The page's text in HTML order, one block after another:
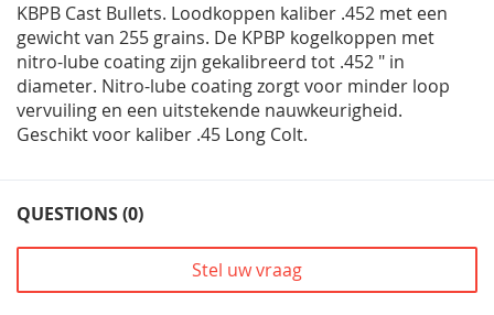
KBPB Cast Bullets. Loodkoppen kaliber .452 met een
gewicht van 255 grains. De KPBP kogelkoppen met
nitro-lube coating zijn gekalibreerd tot .452 " in
diameter. Nitro-lube coating zorgt voor minder loop
vervuiling en een uitstekende nauwkeurigheid.
Geschikt voor kaliber .45 Long Colt.
QUESTIONS (0)
Stel uw vraag